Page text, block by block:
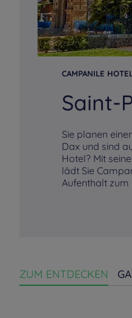
CAMPANILE
Saint-
Sie planen
Dax und sind
Hotel? Mit
lädt Sie
Aufenthalt zum
ZUM ENTDECKEN